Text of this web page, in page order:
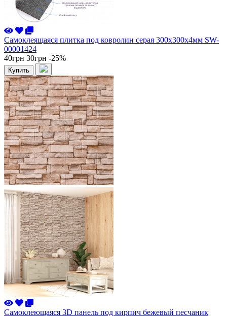
Самоклеящаяся плитка под ковролин серая 300х300х4мм SW-
00001424
40грн 30грн -25%
Купить
Самоклеющаяся 3D панель под кирпич бежевый песчаник